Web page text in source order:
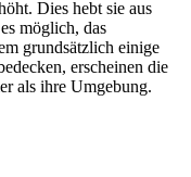
Dies hebt sie aus
möglich, das
grundsätzlich einige
erscheinen die
als ihre Umgebung.